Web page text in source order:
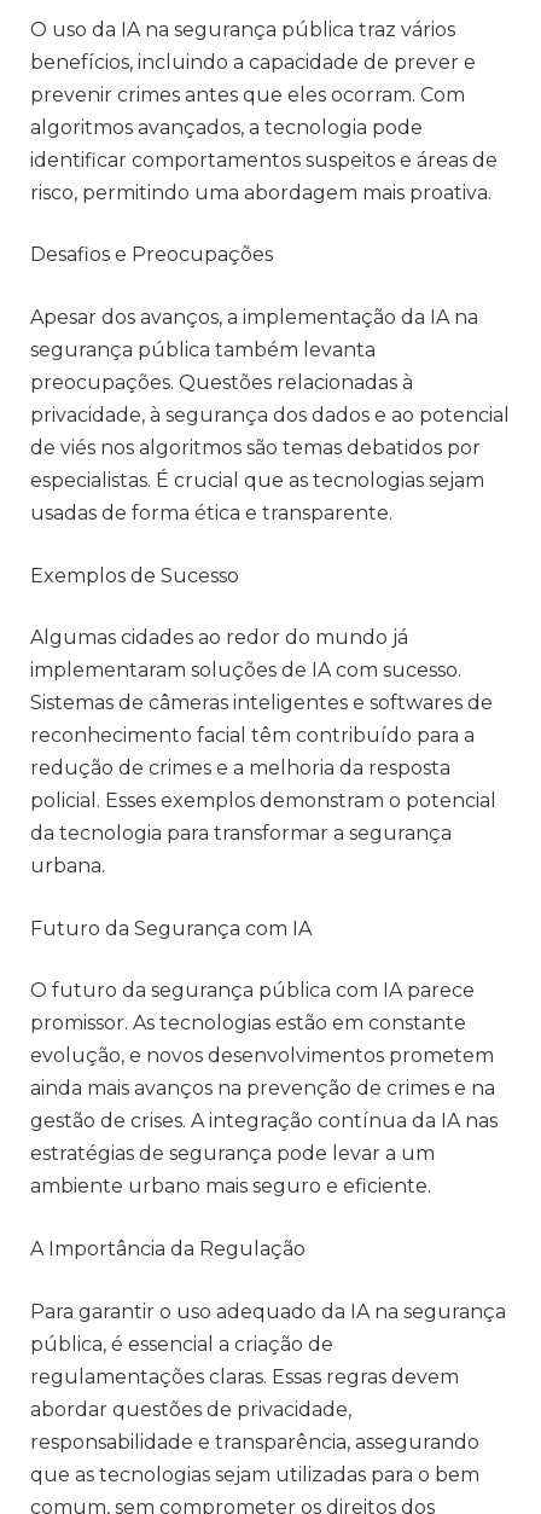
O uso da IA na segurança pública traz vários
benefícios, incluindo a capacidade de prever e
prevenir crimes antes que eles ocorram. Com
algoritmos avançados, a tecnologia pode
identificar comportamentos suspeitos e áreas de
risco, permitindo uma abordagem mais proativa.
Desafios e Preocupações
Apesar dos avanços, a implementação da IA na
segurança pública também levanta
preocupações. Questões relacionadas à
privacidade, à segurança dos dados e ao potencial
de viés nos algoritmos são temas debatidos por
especialistas. É crucial que as tecnologias sejam
usadas de forma ética e transparente.
Exemplos de Sucesso
Algumas cidades ao redor do mundo já
implementaram soluções de IA com sucesso.
Sistemas de câmeras inteligentes e softwares de
reconhecimento facial têm contribuído para a
redução de crimes e a melhoria da resposta
policial. Esses exemplos demonstram o potencial
da tecnologia para transformar a segurança
urbana.
Futuro da Segurança com IA
O futuro da segurança pública com IA parece
promissor. As tecnologias estão em constante
evolução, e novos desenvolvimentos prometem
ainda mais avanços na prevenção de crimes e na
gestão de crises. A integração contínua da IA nas
estratégias de segurança pode levar a um
ambiente urbano mais seguro e eficiente.
A Importância da Regulação
Para garantir o uso adequado da IA na segurança
pública, é essencial a criação de
regulamentações claras. Essas regras devem
abordar questões de privacidade,
responsabilidade e transparência, assegurando
que as tecnologias sejam utilizadas para o bem
comum, sem comprometer os direitos dos